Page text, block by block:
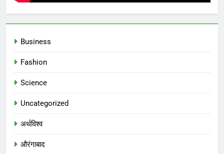
Business
Fashion
Science
Uncategorized
अर्थविश्व
औरंगाबाद